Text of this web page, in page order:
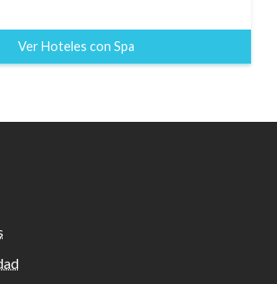
Ver Hoteles con Spa